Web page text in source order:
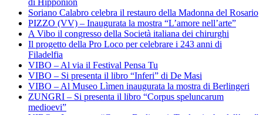
Soriano Calabro celebra il restauro della Madonna del Rosario
PIZZO (VV) – Inaugurata la mostra “L’amore nell’arte”
A Vibo il congresso della Società italiana dei chirurghi
Il progetto della Pro Loco per celebrare i 243 anni di
Filadelfia
VIBO – Al via il Festival Pensa Tu
VIBO – Si presenta il libro “Inferi” di De Masi
VIBO – Al Museo Lìmen inaugurata la mostra di Berlingeri
ZUNGRI – Si presenta il libro “Corpus speluncarum
medioevi”